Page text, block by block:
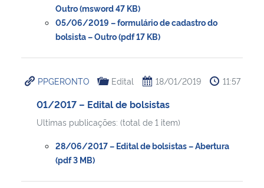
Outro (msword 47 KB)
05/06/2019 – formulário de cadastro do
bolsista – Outro (pdf 17 KB)
PPGERONTO Edital 18/01/2019 11:57
01/2017 – Edital de bolsistas
Ultimas publicações: (total de 1 item)
28/06/2017 – Edital de bolsistas – Abertura
(pdf 3 MB)